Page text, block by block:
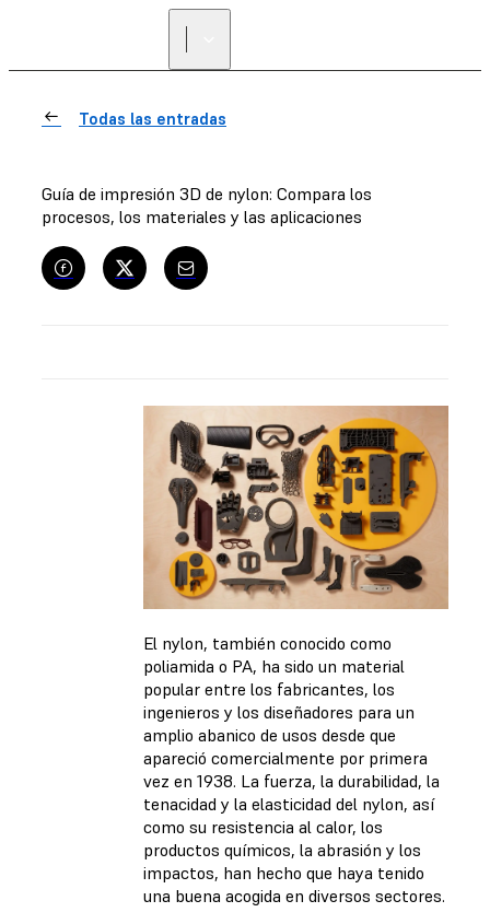
Todas las entradas
Guía de impresión 3D de nylon: Compara los
procesos, los materiales y las aplicaciones
El nylon, también conocido como
poliamida o PA, ha sido un material
popular entre los fabricantes, los
ingenieros y los diseñadores para un
amplio abanico de usos desde que
apareció comercialmente por primera
vez en 1938. La fuerza, la durabilidad, la
tenacidad y la elasticidad del nylon, así
como su resistencia al calor, los
productos químicos, la abrasión y los
impactos, han hecho que haya tenido
una buena acogida en diversos sectores.